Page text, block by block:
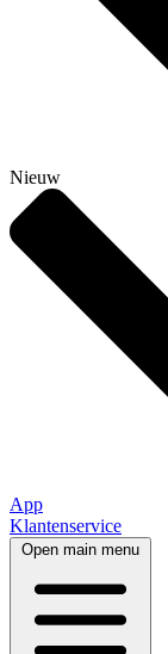
Nieuw
App
Klantenservice
Open main menu